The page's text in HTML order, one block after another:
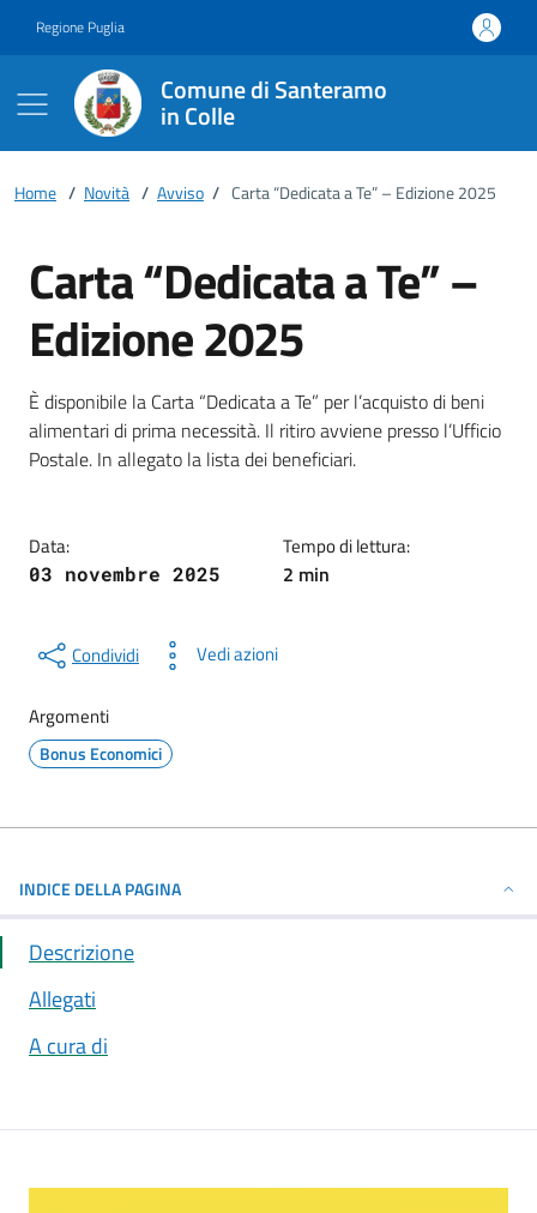
Regione Puglia
Comune di Santeramo
in Colle
Home / Novità / Avviso / Carta “Dedicata a Te” – Edizione 2025
Carta “Dedicata a Te” –
Edizione 2025
Dettagli della notizia
È disponibile la Carta “Dedicata a Te” per l’acquisto di beni
alimentari di prima necessità. Il ritiro avviene presso l’Ufficio
Postale. In allegato la lista dei beneficiari.
Data:
03 novembre 2025
Tempo di lettura:
2 min
Condividi Vedi azioni
Argomenti
Bonus Economici
INDICE DELLA PAGINA
Descrizione
Allegati
A cura di